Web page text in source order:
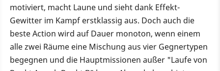
motiviert, macht Laune und sieht dank Effekt-
Gewitter im Kampf erstklassig aus. Doch auch die
beste Action wird auf Dauer monoton, wenn einem
alle zwei Räume eine Mischung aus vier Gegnertypen
begegnen und die Hauptmissionen außer "Laufe von